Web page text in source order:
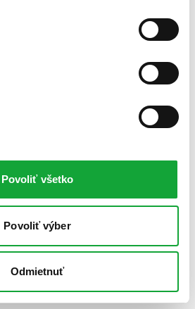
Povoliť všetko
Povoliť výber
Odmietnuť